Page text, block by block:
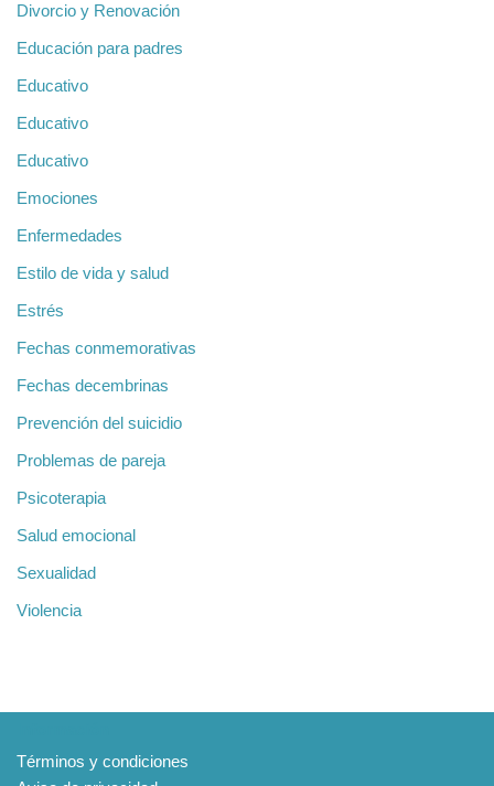
Divorcio y Renovación
Educación para padres
Educativo
Educativo
Educativo
Emociones
Enfermedades
Estilo de vida y salud
Estrés
Fechas conmemorativas
Fechas decembrinas
Prevención del suicidio
Problemas de pareja
Psicoterapia
Salud emocional
Sexualidad
Violencia
Términos y condiciones